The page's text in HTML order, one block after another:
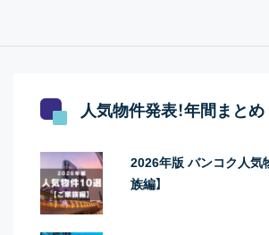
人気物件発表！年間まとめ
2026年版 バンコク人気
族編】